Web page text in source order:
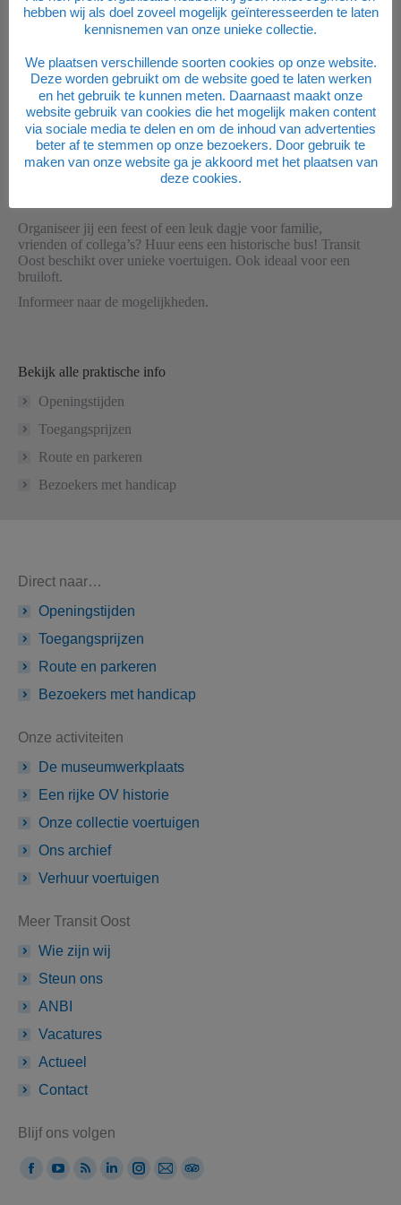
De museumwerkplaats draait volledig op vrijwilligers die jou
van het openbaar vervoer in Oost-Nederland. Deze groep
enthousiaste mensen zetten zich vol passie in. Vrijwilliger
worden iets voor jou?
Bekijk de mogelijkheden >
Organiseer jij een feest of een leuk dagje voor familie,
vrienden of collega’s? Huur eens een historische bus! Transit
Oost beschikt over unieke voertuigen. Ook ideaal voor een
bruiloft.
Informeer naar de mogelijkheden.
Bekijk alle praktische info
Openingstijden
Toegangsprijzen
Route en parkeren
Bezoekers met handicap
Direct naar…
Openingstijden
Toegangsprijzen
Route en parkeren
Bezoekers met handicap
Onze activiteiten
De museumwerkplaats
Een rijke OV historie
Onze collectie voertuigen
Ons archief
Verhuur voertuigen
Meer Transit Oost
Wie zijn wij
Steun ons
ANBI
Vacatures
Actueel
Contact
Blijf ons volgen
Vind ons op:
Facebook
Linkedin
Instagram
Mail
hebben wij als doel zoveel mogelijk geïnteresseerden te laten
kennisnemen van onze unieke collectie.
We plaatsen verschillende soorten cookies op onze website.
Deze worden gebruikt om de website goed te laten werken
en het gebruik te kunnen meten. Daarnaast maakt onze
website gebruik van cookies die het mogelijk maken content
via sociale media te delen en om de inhoud van advertenties
beter af te stemmen op onze bezoekers. Door gebruik te
maken van onze website ga je akkoord met het plaatsen van
deze cookies.